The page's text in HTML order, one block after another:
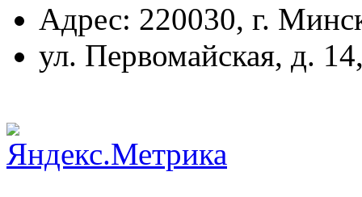
Адрес: 220030, г.
ул. Первомайская, д.